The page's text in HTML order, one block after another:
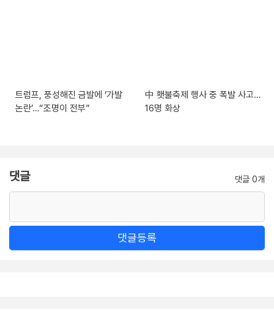
트럼프, 풍성해진 금발에 ‘가발
논란’…“조명이 전부”
中 횃불축제 행사 중 폭발 사고…
16명 화상
댓글 댓글 0개
댓글등록